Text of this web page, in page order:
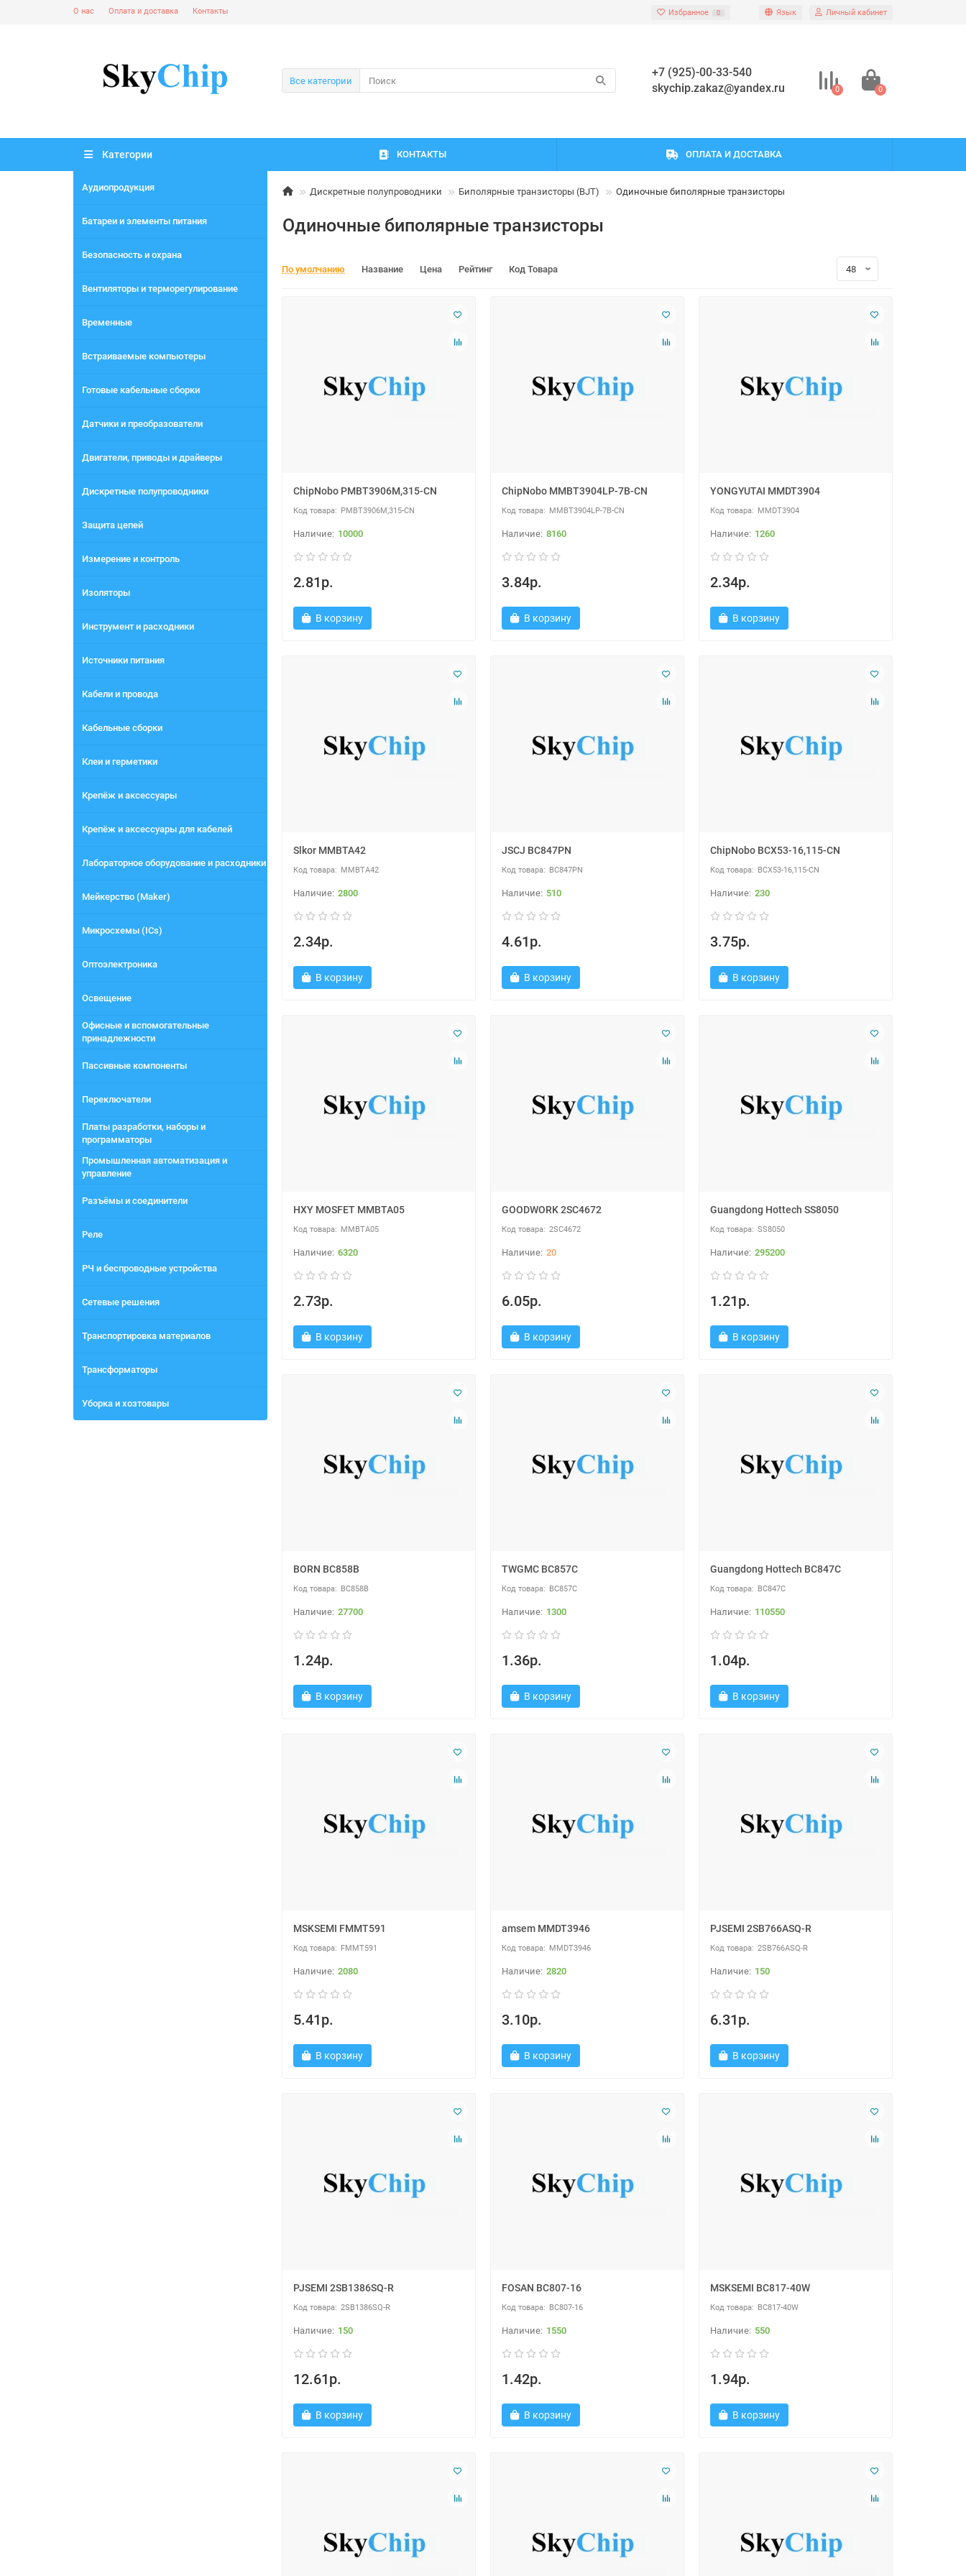
О нас Оплата и доставка Контакты Избранное 0 Язык Личный кабинет
Все категории
+7 (925)-00-33-540
skychip.zakaz@yandex.ru
0 0
Категории
Аудиопродукция
Батареи и элементы питания
Безопасность и охрана
Вентиляторы и терморегулирование
Временные
Встраиваемые компьютеры
Готовые кабельные сборки
Датчики и преобразователи
Двигатели, приводы и драйверы
Дискретные полупроводники
Защита цепей
Измерение и контроль
Изоляторы
Инструмент и расходники
Источники питания
Кабели и провода
Кабельные сборки
Клеи и герметики
Крепёж и аксессуары
Крепёж и аксессуары для кабелей
Лабораторное оборудование и расходники
Мейкерство (Maker)
Микросхемы (ICs)
Оптоэлектроника
Освещение
Офисные и вспомогательные
принадлежности
Пассивные компоненты
Переключатели
Платы разработки, наборы и
программаторы
Промышленная автоматизация и
управление
Разъёмы и соединители
Реле
РЧ и беспроводные устройства
Сетевые решения
Транспортировка материалов
Трансформаторы
Уборка и хозтовары
КОНТАКТЫ ОПЛАТА И ДОСТАВКА
Дискретные полупроводники Биполярные транзисторы (BJT) Одиночные биполярные транзисторы
Одиночные биполярные транзисторы
По умолчанию Название Цена Рейтинг Код Товара
ChipNobo PMBT3906M,315-CN
PMBT3906M,315-CN
10000
2.81р.
В корзину
ChipNobo MMBT3904LP-7B-CN
MMBT3904LP-7B-CN
8160
3.84р.
В корзину
YONGYUTAI MMDT3904
MMDT3904
1260
2.34р.
В корзину
Slkor MMBTA42
MMBTA42
2800
2.34р.
В корзину
JSCJ BC847PN
BC847PN
510
4.61р.
В корзину
ChipNobo BCX53-16,115-CN
BCX53-16,115-CN
230
3.75р.
В корзину
HXY MOSFET MMBTA05
MMBTA05
6320
2.73р.
В корзину
GOODWORK 2SC4672
2SC4672
20
6.05р.
В корзину
Guangdong Hottech SS8050
SS8050
295200
1.21р.
В корзину
BORN BC858B
BC858B
27700
1.24р.
В корзину
TWGMC BC857C
BC857C
1300
1.36р.
В корзину
Guangdong Hottech BC847C
BC847C
110550
1.04р.
В корзину
MSKSEMI FMMT591
FMMT591
2080
5.41р.
В корзину
amsem MMDT3946
MMDT3946
2820
3.10р.
В корзину
PJSEMI 2SB766ASQ-R
2SB766ASQ-R
150
6.31р.
В корзину
PJSEMI 2SB1386SQ-R
2SB1386SQ-R
150
12.61р.
В корзину
FOSAN BC807-16
BC807-16
1550
1.42р.
В корзину
MSKSEMI BC817-40W
BC817-40W
550
1.94р.
В корзину